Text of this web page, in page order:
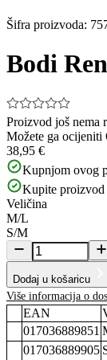
Šifra proizvoda:
Bodi
Proizvod još nema
Možete ga ocijeniti
38,95 €
Kupnjom ovog
Kupite
Veličina
M/L
S/M
Dodaj u košaricu
Više informacija o
EAN
017036889851
017036889905